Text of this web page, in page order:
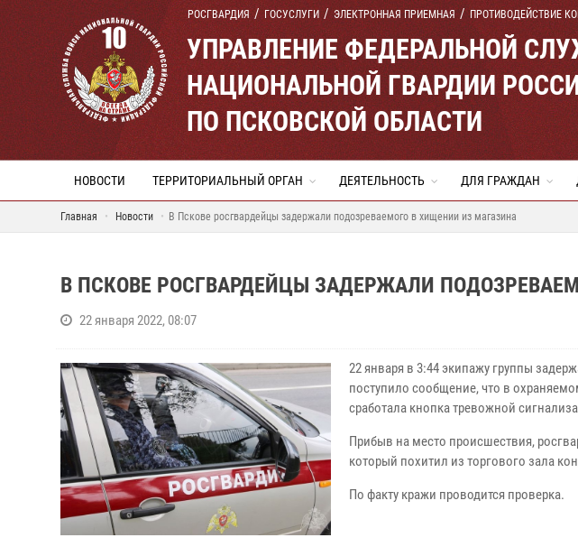
РОСГВАРДИЯ ГОСУСЛУГИ ЭЛЕКТРОННАЯ ПРИЕМНАЯ ПРОТИВОДЕЙСТВИЕ
УПРАВЛЕНИЕ ФЕДЕРАЛЬНОЙ
НАЦИОНАЛЬНОЙ ГВАРДИИ
ПО ПСКОВСКОЙ ОБЛАСТИ
НОВОСТИ ТЕРРИТОРИАЛЬНЫЙ ОРГАН ДЕЯТЕЛЬНОСТЬ ДЛЯ ГРАЖДАН
Главная Новости В Пскове росгвардейцы задержали подозреваемого в хищении из магазина
В ПСКОВЕ РОСГВАРДЕЙЦЫ ЗАДЕРЖАЛИ
22 января 2022, 08:07
22 января в 3:44 экипажу группы
поступило сообщение, что в
сработала кнопка тревожной
Прибыв на место происшествия,
который похитил из торгового зала
По факту кражи проводится проверка.